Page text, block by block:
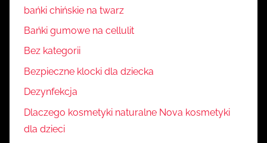
bańki chińskie na twarz
Bańki gumowe na cellulit
Bez kategorii
Bezpieczne klocki dla dziecka
Dezynfekcja
Dlaczego kosmetyki naturalne Nova kosmetyki
dla dzieci